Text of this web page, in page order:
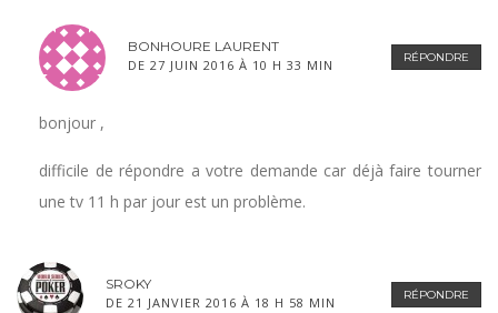
RÉPONDRE
BONHOURE LAURENT
DE 27 JUIN 2016 À 10 H 33 MIN
bonjour ,
difficile de répondre a votre demande car déjà faire tourner
une tv 11 h par jour est un problème.
RÉPONDRE
SROKY
DE 21 JANVIER 2016 À 18 H 58 MIN